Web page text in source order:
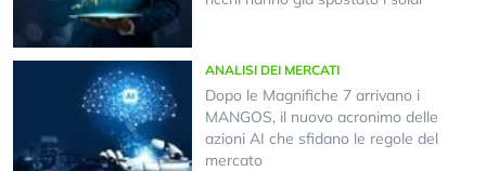
ANALISI DEI MERCATI
Dopo le Magnifiche 7 arrivano i
MANGOS, il nuovo acronimo delle
azioni AI che sfidano le regole del
mercato